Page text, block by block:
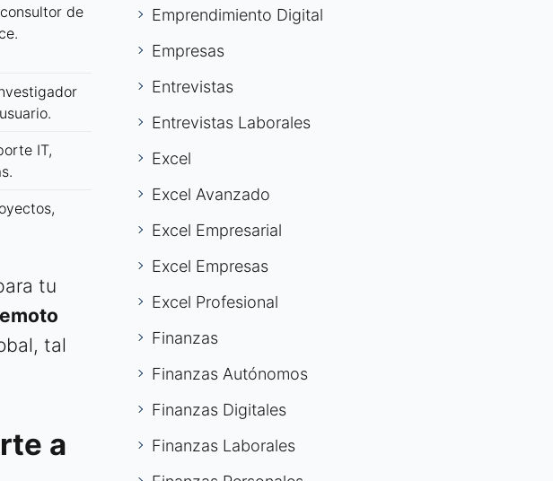
de
IT,
tu
tal
a
Emprendimiento Digital
Empresas
Entrevistas
Entrevistas Laborales
Excel
Excel Avanzado
Excel Empresarial
Excel Empresas
Excel Profesional
Finanzas
Finanzas Autónomos
Finanzas Digitales
Finanzas Laborales